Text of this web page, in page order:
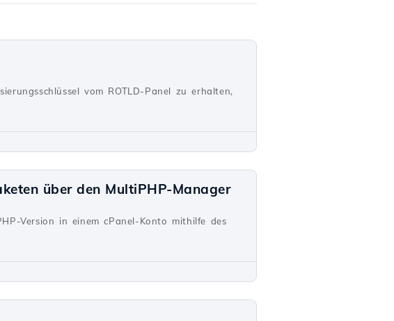
vom ROTLD-Panel zu erhalten,
über den MultiPHP-Manager
Version in einem cPanel-Konto mithilfe des